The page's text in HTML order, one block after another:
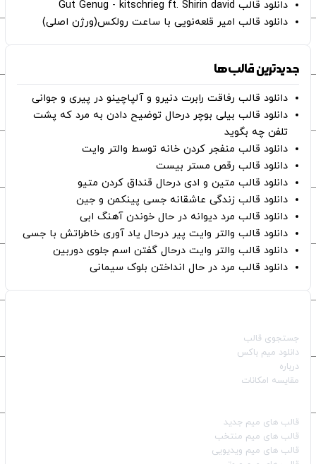
دانلود قالب Gut Genug - kitschrieg ft. Shirin david
دانلود قالب امیر قلعه‌نویی با ساعت رولکس(ورژن اصلی)
جدیدترین قالب‌ها
دانلود قالب رفاقت رابرت دنیرو و آلپاچینو در پیری و جوانی
دانلود قالب بیلی بوچر درحال توضیح دادن به مرد که پشت
تلفن چه بگوید
دانلود قالب منفجر کردن خانه توسط والتر وایت
دانلود قالب رقص مستر بیست
دانلود قالب متین و ادی درحال قنداق کردن متیو
دانلود قالب زندگی عاشقانه جسی پینکمن و جین
دانلود قالب مرد دیوانه در حال خوندن آهنگ ابی
دانلود قالب والتر وایت پیر درحال یاد آوری خاطراتش با جسی
دانلود قالب والتر وایت درحال گفتن اسم جلوی دوربین
دانلود قالب مرد در حال انداختن بلوک سیمانی
جستجوی قالب
دانلود میم باکس
درباره
مقایسه امکانات
قالب‌ های میم جدید
قالب‌ های میم منتخب
قالب‌ های میم ویدیویی